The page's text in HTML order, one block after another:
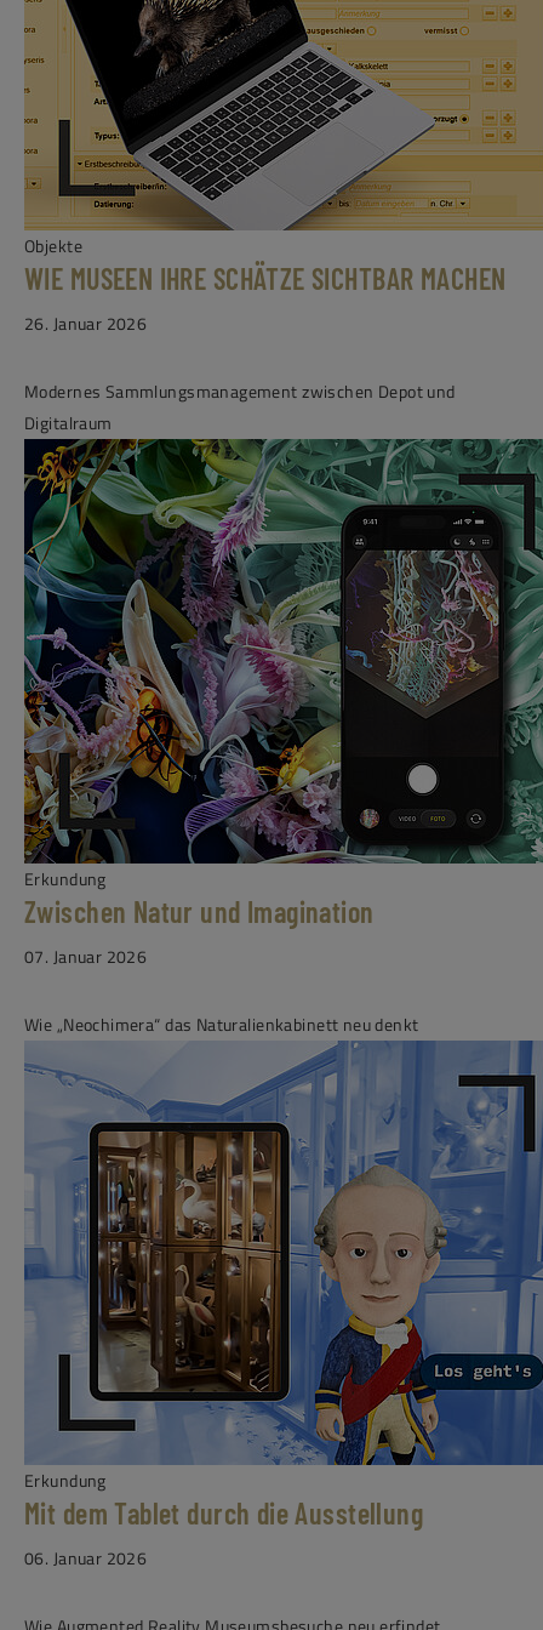
Objekte
WIE MUSEEN IHRE SCHÄTZE SICHTBAR MACHEN
26. Januar 2026
Modernes Sammlungsmanagement zwischen Depot und
Digitalraum
Erkundung
Zwischen Natur und Imagination
07. Januar 2026
Wie „Neochimera“ das Naturalienkabinett neu denkt
Erkundung
Mit dem Tablet durch die Ausstellung
06. Januar 2026